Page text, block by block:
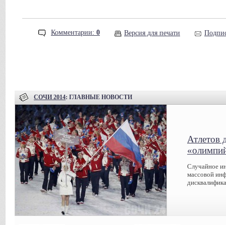
Комментарии: 0 Версия для печати
СОЧИ 2014: ГЛАВНЫЕ НОВОСТИ
Атлетов
Случайное
массовой